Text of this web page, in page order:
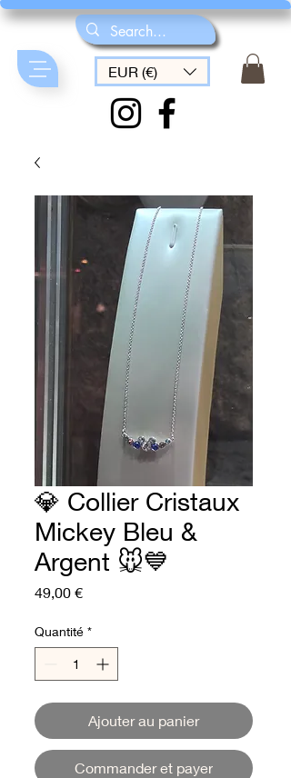
EUR (€)
💎 Collier Cristaux
Mickey Bleu &
Argent 🐭💙
49,00 €Prix
Quantité *
Ajouter au panier
Commander et payer